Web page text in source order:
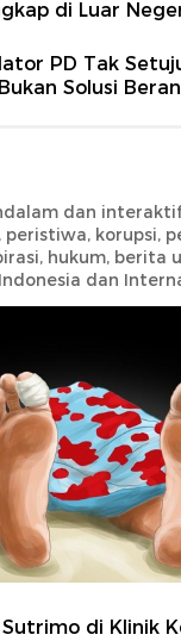
di Luar
PD Tak
Solusi
dan
korupsi,
hukum, berita
dan
di Klinik